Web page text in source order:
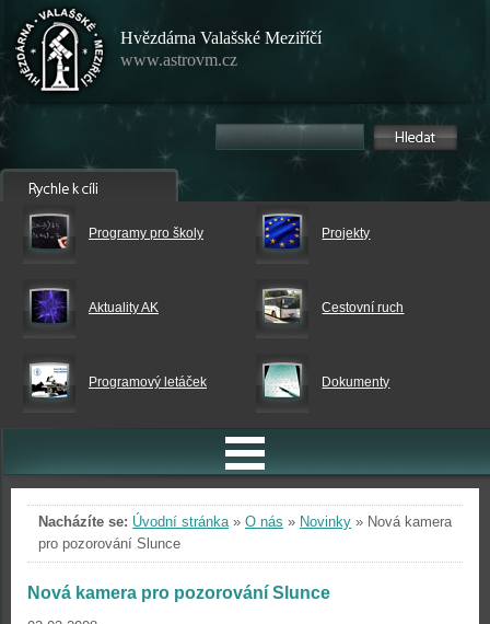
Hvězdárna Valašské Meziříčí
www.astrovm.cz
Programy pro školy Projekty
Aktuality AK Cestovní ruch
Programový letáček Dokumenty
Nacházíte se: Úvodní stránka» O nás » Novinky » Nová kamera
pro pozorování Slunce
Nová kamera pro pozorování Slunce